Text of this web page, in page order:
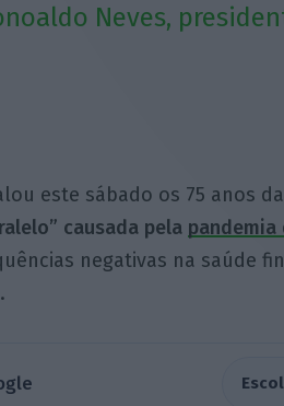
Neves,
este sábado os 75 anos da
causada pela pandemia
negativas na saúde